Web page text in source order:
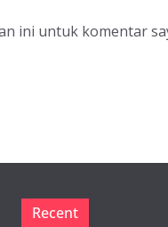
ini untuk komentar
Recent